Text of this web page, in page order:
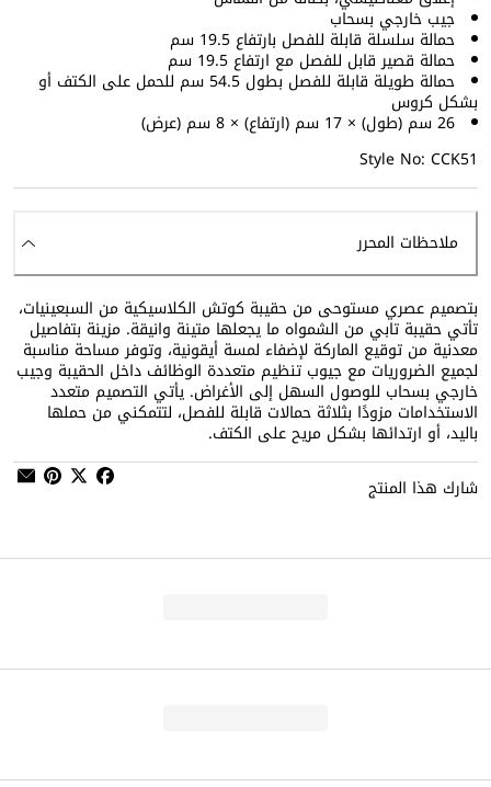
جيب خارجي بسحاب
حمالة سلسلة قابلة للفصل بارتفاع 19.5 سم
حمالة قصير قابل للفصل مع ارتفاع 19.5 سم
حمالة طويلة قابلة للفصل بطول 54.5 سم للحمل على الكتف أو
بشكل كروس
26 سم (طول) × 17 سم (ارتفاع) × 8 سم (عرض)
Style No: CCK51
ملاحظات المحرر
بتصميم عصري مستوحى من حقيبة كوتش الكلاسيكية من السبعينيات،
تأتي حقيبة تابي من الشمواه ما يجعلها متينة وانيقة. مزينة بتفاصيل
معدنية من توقيع الماركة لإضفاء لمسة أيقونية، وتوفر مساحة مناسبة
لجميع الضروريات مع جيوب تنظيم متعددة الوظائف داخل الحقيبة وجيب
خارجي بسحاب للوصول السهل إلى الأغراض. يأتي التصميم متعدد
الاستخدامات مزودًا بثلاثة حمالات قابلة للفصل، لتتمكني من حملها
باليد، أو ارتدائها بشكل مريح على الكتف.
شارك هذا المنتج